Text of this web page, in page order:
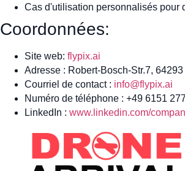
Cas d'utilisation personnalisés pour
Coordonnées:
Site web: flypix.ai
Adresse : Robert-Bosch-Str.7,
Courriel de contact : info@flypix.ai
Numéro de téléphone : +49 6151
LinkedIn : www.linkedin.com/